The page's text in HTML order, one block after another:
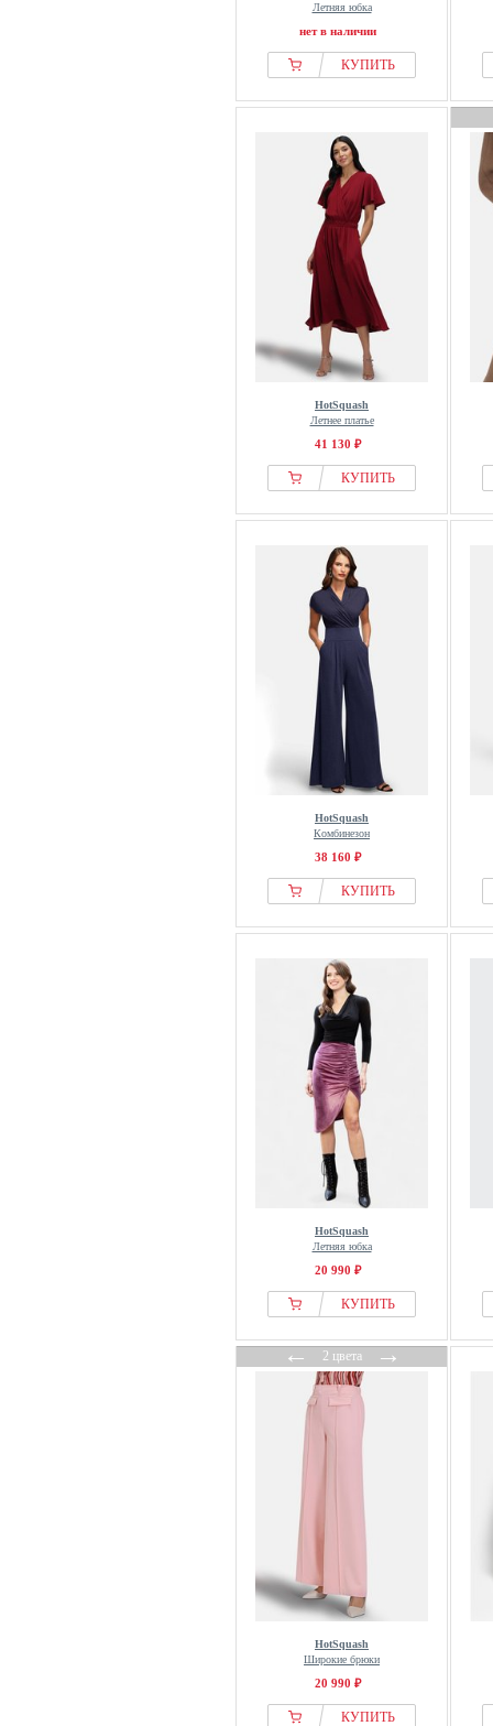
Летняя юбка
нет в наличии
КУПИТЬ
HotSquash
Летнее платье
41 130 ₽
КУПИТЬ
HotSquash
Комбинезон
38 160 ₽
КУПИТЬ
HotSquash
Летняя юбка
20 990 ₽
КУПИТЬ
←2 цвета→
HotSquash
Широкие брюки
20 990 ₽
КУПИТЬ